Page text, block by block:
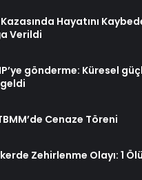
Hayatını
Verildi
gönderme: Küresel
Cenaze Töreni
Zehirlenme Olayı: 1